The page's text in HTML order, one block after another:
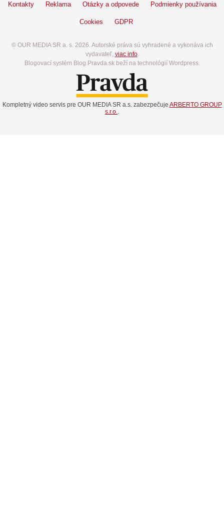
Kontakty Reklama Otázky a odpovede Podmienky používania
Cookies GDPR
© OUR MEDIA SR a. s. 2026. Autorské práva sú vyhradené a vykonáva ich
vydavateľ, viac info.
Blogovací systém Blog.Pravda.sk beží na technológií Wordpress.
Kompletný video servis pre OUR MEDIA SR a.s. zabezpečuje ARBERTO GROUP
s.r.o..